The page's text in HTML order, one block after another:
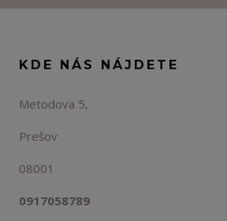
KDE NÁS NÁJDETE
Metodova 5,
Prešov
08001
0917058789